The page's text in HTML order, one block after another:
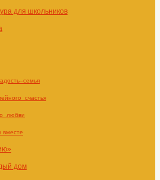
для школьников
вместе
дом